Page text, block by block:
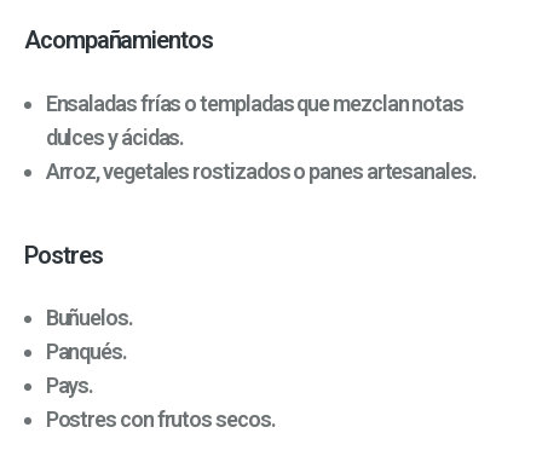
Acompañamientos
Ensaladas frías o templadas que mezclan notas
dulces y ácidas.
Arroz, vegetales rostizados o panes artesanales.
Postres
Buñuelos.
Panqués.
Pays.
Postres con frutos secos.